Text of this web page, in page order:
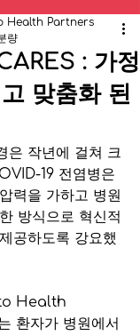
: 가정
맞춤화 된
Health Partners
량
은 작년에 걸쳐 크
19 전염병은
력을 가하고 병원
방식으로 혁신적
공하도록 강요했
Health
환자가 병원에서